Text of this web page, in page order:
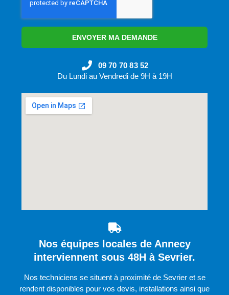
ENVOYER MA DEMANDE
09 70 70 83 52
Du Lundi au Vendredi de 9H à 19H
Nos équipes locales de Annecy
interviennent sous 48H à Sevrier.
Nos techniciens se situent à proximité de Sevrier et se
rendent disponibles pour vos devis, installations ainsi que